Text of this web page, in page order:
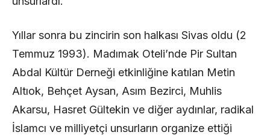
Yıllar sonra bu zincirin son halkası Sivas oldu (2
Temmuz 1993). Madımak Oteli’nde Pir Sultan
Abdal Kültür Derneği etkinliğine katılan Metin
Altıok, Behçet Aysan, Asım Bezirci, Muhlis
Akarsu, Hasret Gültekin ve diğer aydınlar, radikal
İslamcı ve milliyetçi unsurların organize ettiği